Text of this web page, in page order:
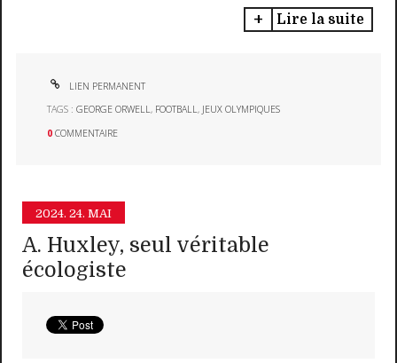
Lire la suite
LIEN PERMANENT
TAGS :GEORGE ORWELL, FOOTBALL, JEUX OLYMPIQUES
0 COMMENTAIRE
2024. 24. MAI
A. Huxley, seul véritable
écologiste